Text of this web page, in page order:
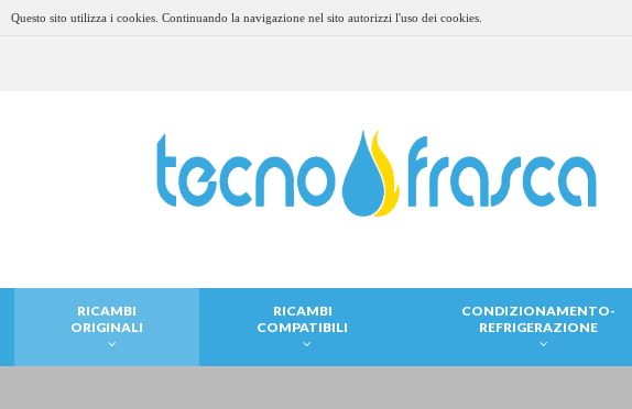
Questo sito utilizza i cookies. Continuando la navigazione nel sito autorizzi l'uso dei cookies.
RICAMBI
ORIGINALI
RICAMBI
COMPATIBILI
CONDIZIONAMENTO-
REFRIGERAZIONE